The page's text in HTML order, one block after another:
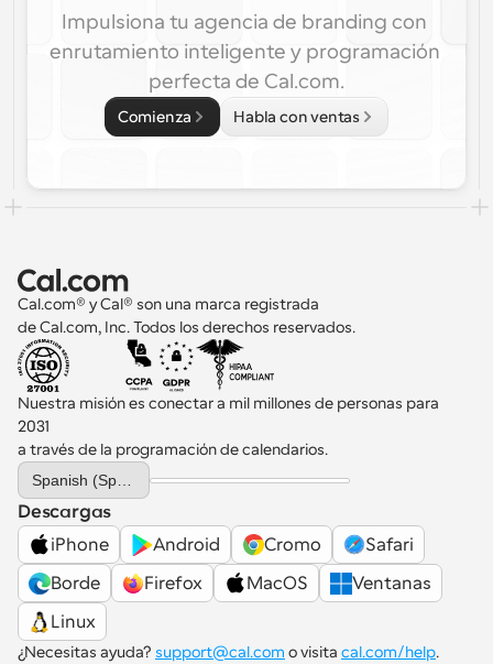
Impulsiona tu agencia de branding con
enrutamiento inteligente y programación
perfecta de Cal.com.
Comienza Habla con ventas
Cal.com® y Cal® son una marca registrada
de Cal.com, Inc. Todos los derechos reservados.
Nuestra misión es conectar a mil millones de personas para
2031
a través de la programación de calendarios.
Select Language
Descargas
iPhone
Android Cromo
Safari
Borde
Firefox MacOS
Ventanas
Linux
¿Necesitas ayuda? support@cal.com o visita cal.com/help.